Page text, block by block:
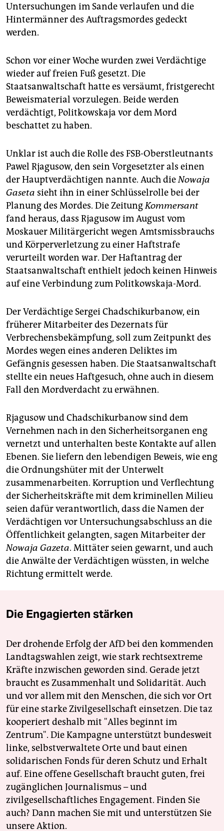
Untersuchungen im Sande verlaufen und die
Hintermänner des Auftragsmordes gedeckt
werden.
Schon vor einer Woche wurden zwei Verdächtige
wieder auf freien Fuß gesetzt. Die
Staatsanwaltschaft hatte es versäumt, fristgerecht
Beweismaterial vorzulegen. Beide werden
verdächtigt, Politkowskaja vor dem Mord
beschattet zu haben.
Unklar ist auch die Rolle des FSB-Oberstleutnants
Pawel Rjagusow, den sein Vorgesetzter als einen
der Hauptverdächtigen nannte. Auch dieNowaja
Gaseta sieht ihn in einer Schlüsselrolle bei der
Planung des Mordes. Die ZeitungKommersant
fand heraus, dass Rjagusow im August vom
Moskauer Militärgericht wegen Amtsmissbrauchs
und Körperverletzung zu einer Haftstrafe
verurteilt worden war. Der Haftantrag der
Staatsanwaltschaft enthielt jedoch keinen Hinweis
auf eine Verbindung zum Politkowskaja-Mord.
Der Verdächtige Sergei Chadschikurbanow, ein
früherer Mitarbeiter des Dezernats für
Verbrechensbekämpfung, soll zum Zeitpunkt des
Mordes wegen eines anderen Deliktes im
Gefängnis gesessen haben. Die Staatsanwaltschaft
stellte ein neues Haftgesuch, ohne auch in diesem
Fall den Mordverdacht zu erwähnen.
Rjagusow und Chadschikurbanow sind dem
Vernehmen nach in den Sicherheitsorganen eng
vernetzt und unterhalten beste Kontakte auf allen
Ebenen. Sie liefern den lebendigen Beweis, wie eng
die Ordnungshüter mit der Unterwelt
zusammenarbeiten. Korruption und Verflechtung
der Sicherheitskräfte mit dem kriminellen Milieu
seien dafür verantwortlich, dass die Namen der
Verdächtigen vor Untersuchungsabschluss an die
Öffentlichkeit gelangten, sagen Mitarbeiter der
Nowaja Gazeta. Mittäter seien gewarnt, und auch
die Anwälte der Verdächtigen wüssten, in welche
Richtung ermittelt werde.
Die Engagierten stärken
Der drohende Erfolg der AfD bei den kommenden
Landtagswahlen zeigt, wie stark rechtsextreme
Kräfte inzwischen geworden sind. Gerade jetzt
braucht es Zusammenhalt und Solidarität. Auch
und vor allem mit den Menschen, die sich vor Ort
für eine starke Zivilgesellschaft einsetzen. Die taz
kooperiert deshalb mit "Alles beginnt im
Zentrum". Die Kampagne unterstützt bundesweit
linke, selbstverwaltete Orte und baut einen
solidarischen Fonds für deren Schutz und Erhalt
auf. Eine offene Gesellschaft braucht guten, frei
zugänglichen Journalismus – und
zivilgesellschaftliches Engagement. Finden Sie
auch? Dann machen Sie mit und unterstützen Sie
unsere Aktion.